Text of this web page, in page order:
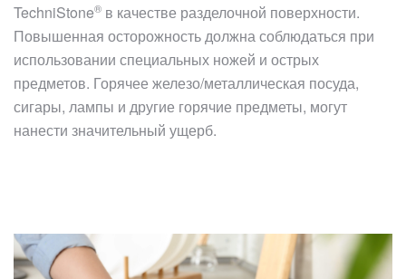
TechniStone® в качестве разделочной поверхности.
Повышенная осторожность должна соблюдаться при
использовании специальных ножей и острых
предметов. Горячее железо/металлическая посуда,
сигары, лампы и другие горячие предметы, могут
нанести значительный ущерб.